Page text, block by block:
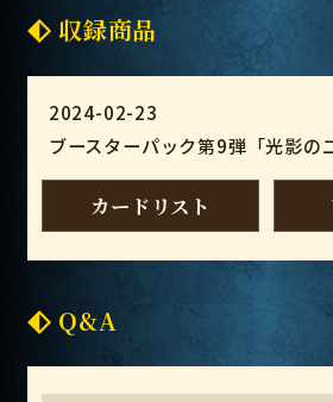
収録商品
2024-02-23
ブースターパック第9弾「光影の
カードリスト
Q&A